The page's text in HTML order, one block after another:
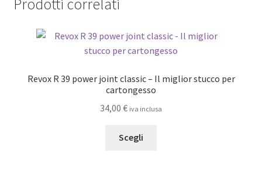
possono
essere
nella
del
Prodotti correlati
Revox R 39 power joint classic – Il miglior stucco per
cartongesso
34,00 € iva inclusa
Scegli